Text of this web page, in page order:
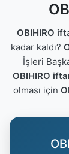
OBIHIRO
kadar kaldı?
İşleri
OBIHIRO
olması için